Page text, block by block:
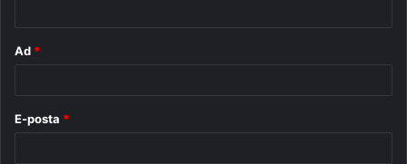
Ad *
E-posta *